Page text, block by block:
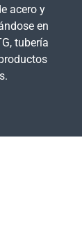
acero y
en
tubería